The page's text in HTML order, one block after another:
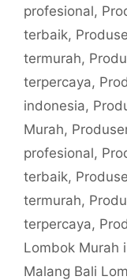
profesional,
terbaik,
termurah,
terpercaya,
indonesia,
Murah,
profesional,
terbaik,
termurah,
terpercaya,
Lombok Murah
Malang Bali